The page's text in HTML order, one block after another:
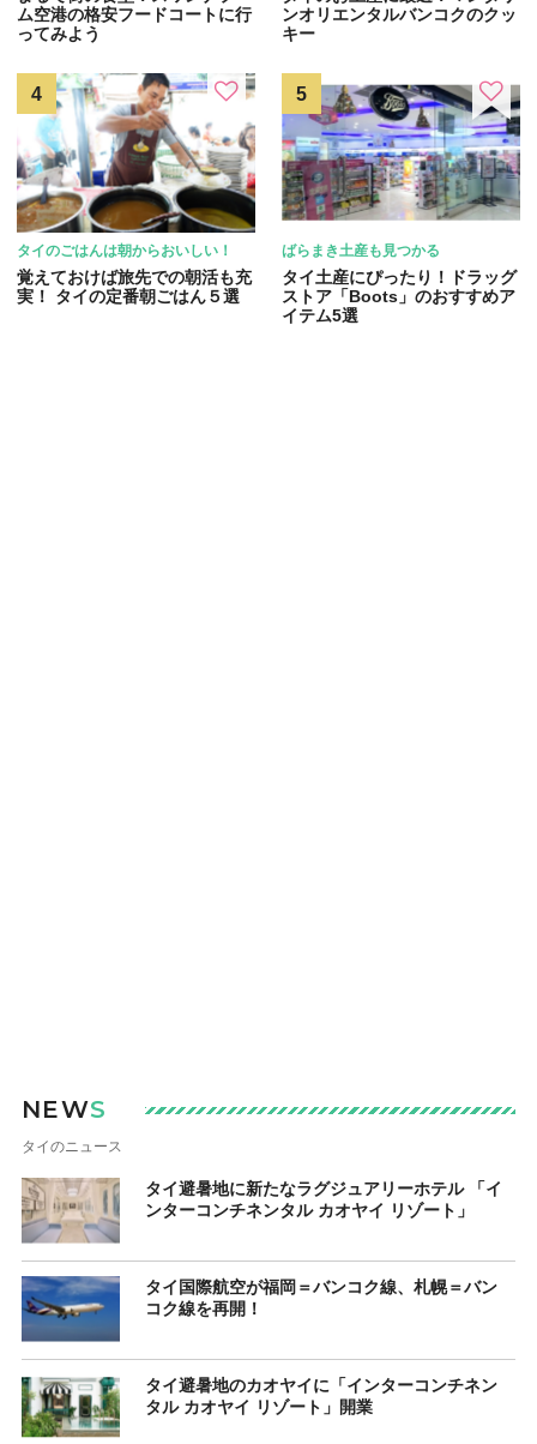
ム空港の格安フードコートに行
ってみよう
ンオリエンタルバンコクのクッ
キー
タイのごはんは朝からおいしい！
覚えておけば旅先での朝活も充
実！ タイの定番朝ごはん５選
ばらまき土産も見つかる
タイ土産にぴったり！ドラッグ
ストア「Boots」のおすすめア
イテム5選
NEWS
タイのニュース
タイ避暑地に新たなラグジュアリーホテル 「イ
ンターコンチネンタル カオヤイ リゾート」
タイ国際航空が福岡＝バンコク線、札幌＝バン
コク線を再開！
タイ避暑地のカオヤイに「インターコンチネン
タル カオヤイ リゾート」開業